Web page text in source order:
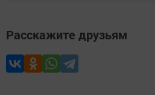
Расскажите друзьям